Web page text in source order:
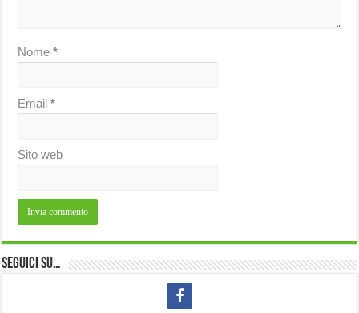
Nome*
Email*
Sito web
Seguici su…